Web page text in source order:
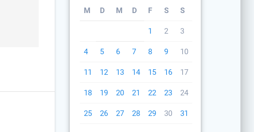
M D M D F S S
1 2 3
4 5 6 7 8 9 10
11 12 13 14 15 16 17
18 19 20 21 22 23 24
25 26 27 28 29 30 31